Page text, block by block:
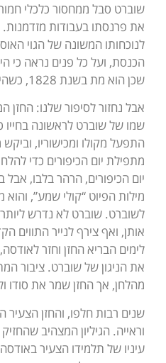
שוברט סבל ממחסור כלכלי
את פרנסתו בעבודות
לנוכחותו המשונה של הגוי
הכנסת, ועל כל פנים נראה כי
שכן הוא מת בשנת 1828, כשהיה בן 31.
אבל נחזור לסיפור שלנו:
שמו של שוברט לראשונה
התפעל מקולו ומכישוריו, וביקש
מתפילת יום הכיפורים כדי
יום הכיפורים, הרהר בלבו, אבל
מילות הפיוט “קולי שמע”,
לשוברט. שוברט לא נדרש
אותן, ואף צירף לנייר התווים
לימים הבריא החזן וחזר
את הניגון של שוברט. ציבור
מהלחן, אך החזן שמר את סודו
שנים רבות חלפו, והחזן הצעיר
וראייה. הגיליון המצהיב
עיניו של תלמידו הצעיר